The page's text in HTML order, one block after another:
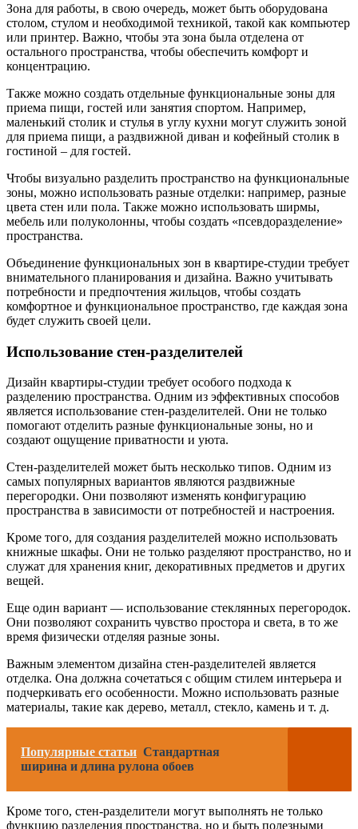
Зона для работы, в свою очередь, может быть оборудована
столом, стулом и необходимой техникой, такой как компьютер
или принтер. Важно, чтобы эта зона была отделена от
остального пространства, чтобы обеспечить комфорт и
концентрацию.
Также можно создать отдельные функциональные зоны для
приема пищи, гостей или занятия спортом. Например,
маленький столик и стулья в углу кухни могут служить зоной
для приема пищи, а раздвижной диван и кофейный столик в
гостиной – для гостей.
Чтобы визуально разделить пространство на функциональные
зоны, можно использовать разные отделки: например, разные
цвета стен или пола. Также можно использовать ширмы,
мебель или полуколонны, чтобы создать «псевдоразделение»
пространства.
Объединение функциональных зон в квартире-студии требует
внимательного планирования и дизайна. Важно учитывать
потребности и предпочтения жильцов, чтобы создать
комфортное и функциональное пространство, где каждая зона
будет служить своей цели.
Использование стен-разделителей
Дизайн квартиры-студии требует особого подхода к
разделению пространства. Одним из эффективных способов
является использование стен-разделителей. Они не только
помогают отделить разные функциональные зоны, но и
создают ощущение приватности и уюта.
Стен-разделителей может быть несколько типов. Одним из
самых популярных вариантов являются раздвижные
перегородки. Они позволяют изменять конфигурацию
пространства в зависимости от потребностей и настроения.
Кроме того, для создания разделителей можно использовать
книжные шкафы. Они не только разделяют пространство, но и
служат для хранения книг, декоративных предметов и других
вещей.
Еще один вариант — использование стеклянных перегородок.
Они позволяют сохранить чувство простора и света, в то же
время физически отделяя разные зоны.
Важным элементом дизайна стен-разделителей является
отделка. Она должна сочетаться с общим стилем интерьера и
подчеркивать его особенности. Можно использовать разные
материалы, такие как дерево, металл, стекло, камень и т. д.
Популярные статьи Стандартная
ширина и длина рулона обоев
Кроме того, стен-разделители могут выполнять не только
функцию разделения пространства, но и быть полезными